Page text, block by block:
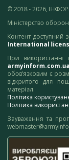
© 2018 - 2026,
Міністерство
Контент доступний
International
При
armyinform.com.ua
обов’язковим є
відкритого для
матеріал.
Політика
Політика
Зауваження та